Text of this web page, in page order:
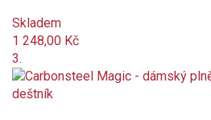
antracit
béžová
Skladem
1 248,00 Kč
3.